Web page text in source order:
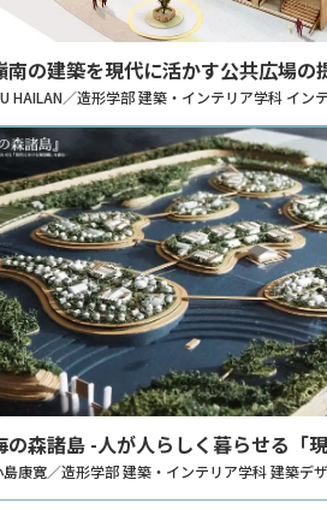
南の建築を現代に活かす公共広場の
頭古城の再生計画－
HAILAN／造形学部 建築・インテリア学科 イン
の森諸島 -人が人らしく暮らせる「
る理想郷」を創る-
島康寛／造形学部 建築・インテリア学科 建築デ